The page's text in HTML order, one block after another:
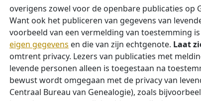
overigens zowel voor de openbare publicaties op
Want ook het publiceren van gegevens van
voorbeeld van een vermelding van toestemming
eigen gegevens en die van zijn echtgenote. Laat
omtrent privacy. Lezers van publicaties met
levende personen alleen is toegestaan na
bewust wordt omgegaan met de privacy van
Centraal Bureau van Genealogie), zoals